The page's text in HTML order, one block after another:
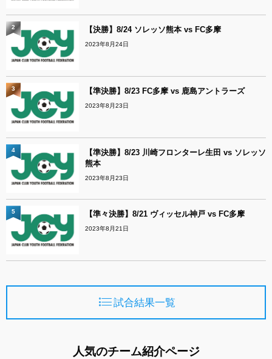
【決勝】8/24 ソレッソ熊本 vs FC多摩
2023年8月24日
2
【準決勝】8/23 FC多摩 vs 鹿島アントラーズ
2023年8月23日
3
【準決勝】8/23 川崎フロンターレ生田 vs ソレッソ
熊本
2023年8月23日
4
【準々決勝】8/21 ヴィッセル神戸 vs FC多摩
2023年8月21日
5
試合結果一覧
人気のチーム紹介ページ